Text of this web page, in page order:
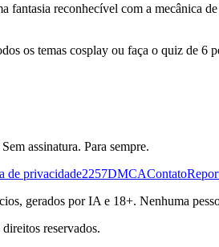
fantasia reconhecível com a mecânica
os temas cosplay ou faça o quiz de
assinatura. Para sempre.
de privacidade2257DMCAContato
gerados por IA e 18+. Nenhuma
reservados.